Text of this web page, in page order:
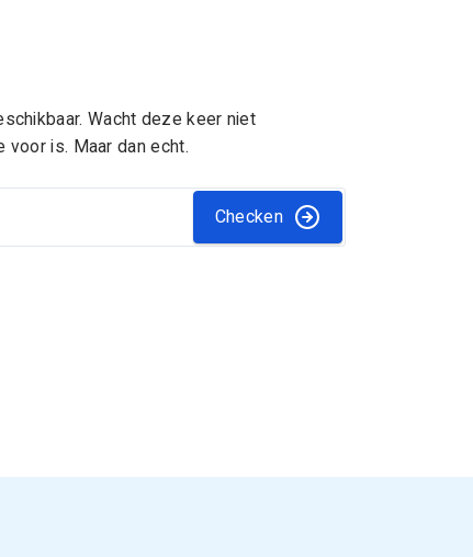
Wacht deze keer niet
voor is. Maar dan echt.
Checken